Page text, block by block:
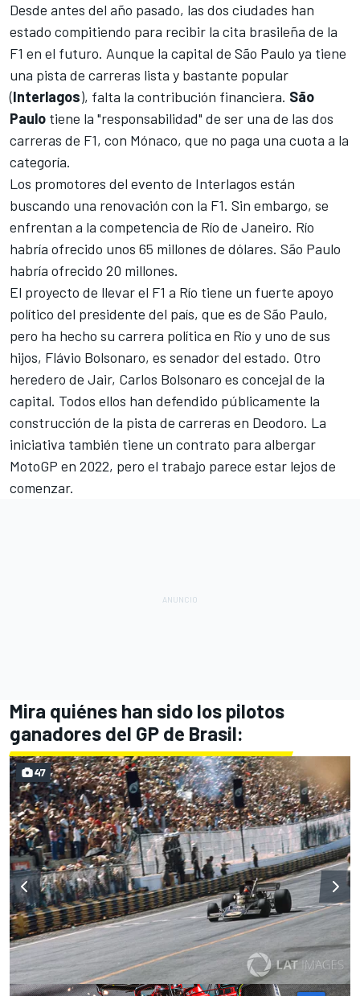
Desde antes del año pasado, las dos ciudades han
estado compitiendo para recibir la cita brasileña de la
F1 en el futuro. Aunque la capital de São Paulo ya tiene
una pista de carreras lista y bastante popular
(Interlagos), falta la contribución financiera. São
Paulo tiene la "responsabilidad" de ser una de las dos
carreras de F1, con Mónaco, que no paga una cuota a la
categoría.
Los promotores del evento de Interlagos están
buscando una renovación con la F1. Sin embargo, se
enfrentan a la competencia de Río de Janeiro. Río
habría ofrecido unos 65 millones de dólares. São Paulo
habría ofrecido 20 millones.
El proyecto de llevar el F1 a Río tiene un fuerte apoyo
político del presidente del país, que es de São Paulo,
pero ha hecho su carrera política en Río y uno de sus
hijos, Flávio Bolsonaro, es senador del estado. Otro
heredero de Jair, Carlos Bolsonaro es concejal de la
capital. Todos ellos han defendido públicamente la
construcción de la pista de carreras en Deodoro. La
iniciativa también tiene un contrato para albergar
MotoGP en 2022, pero el trabajo parece estar lejos de
comenzar.
Mira quiénes han sido los pilotos
ganadores del GP de Brasil:
47